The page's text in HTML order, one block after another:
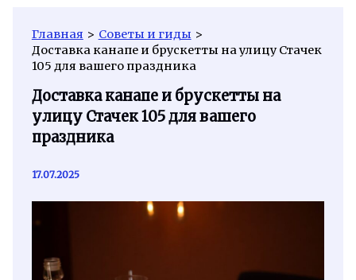
Главная
Советы и гиды
Доставка канапе и брускетты на улицу Стачек
105 для вашего праздника
Доставка канапе и брускетты на
улицу Стачек 105 для вашего
праздника
17.07.2025